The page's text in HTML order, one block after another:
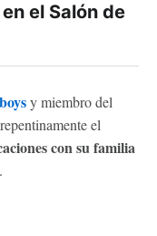
el Salón de
y miembro del
el
con su familia